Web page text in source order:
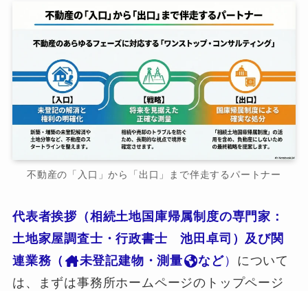
不動産の「入口」から「出口」まで伴走するパートナー
代表者挨拶（相続土地国庫帰属制度の専門家：
土地家屋調査士・行政書士 池田卓司）及び関
連業務（
未登記建物・測量 など） について
は、まずは事務所ホームページのトップページ